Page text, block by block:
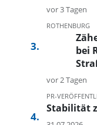
vor 3 Tagen
ROTHENBURG
bei
vor 2 Tagen
PR-
Stabilität